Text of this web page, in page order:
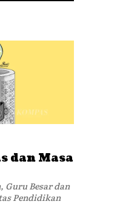
dan Masa
Guru Besar dan
Pendidikan